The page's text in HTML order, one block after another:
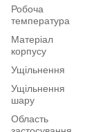
Робоча
температура
Матеріал
корпусу
Ущільнення
Ущільнення
шару
Область